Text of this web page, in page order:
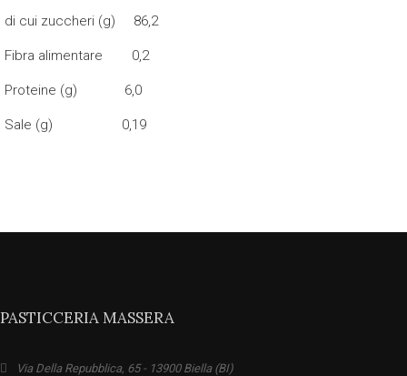
di cui zuccheri (g) 86,2
Fibra alimentare 0,2
Proteine (g) 6,0
Sale (g) 0,19
PASTICCERIA MASSERA
Via Della Repubblica, 65 - 13900 Biella (BI)